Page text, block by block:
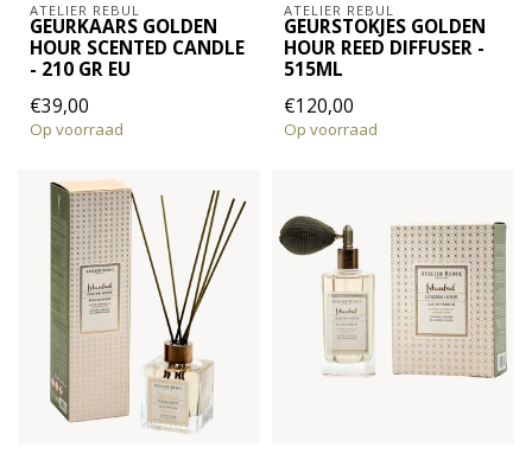
ATELIER REBUL
GEURKAARS GOLDEN
HOUR SCENTED CANDLE
- 210 GR EU
€39,00
Op voorraad
ATELIER REBUL
GEURSTOKJES GOLDEN
HOUR REED DIFFUSER -
515ML
€120,00
Op voorraad